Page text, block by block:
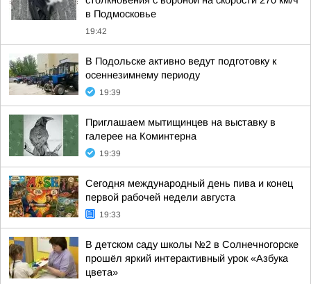
в Подмосковье
19:42
В Подольске активно ведут подготовку к
осеннезимнему периоду
19:39
Приглашаем мытищинцев на выставку в
галерее на Коминтерна
19:39
Сегодня международный день пива и конец
первой рабочей недели августа
19:33
В детском саду школы №2 в Солнечногорске
прошёл яркий интерактивный урок «Азбука
цвета»